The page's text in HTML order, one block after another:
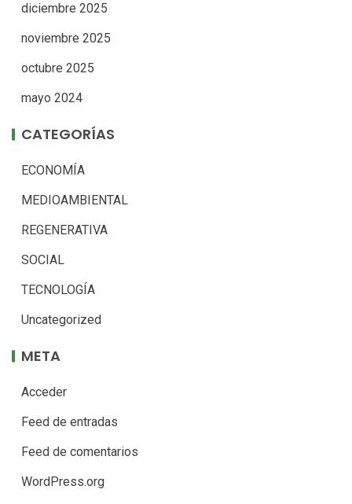
diciembre 2025
noviembre 2025
octubre 2025
mayo 2024
CATEGORÍAS
ECONOMÍA
MEDIOAMBIENTAL
REGENERATIVA
SOCIAL
TECNOLOGÍA
Uncategorized
META
Acceder
Feed de entradas
Feed de comentarios
WordPress.org